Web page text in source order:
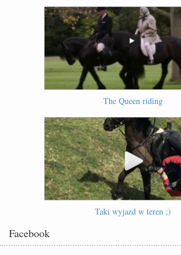
The Queen riding
Taki wyjazd w teren ;)
Facebook